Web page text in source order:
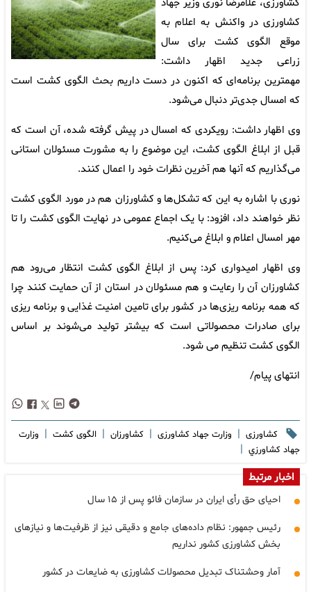
کشاورزی در واکنش به اعلام به
موقع الگوی کشت برای سال
زراعی جدید اظهار داشت:
مهمترین برنامه‌ای که اکنون در دست داریم بحث الگوی کشت است
که امسال جدی‌تر دنبال می‌شود.
وی اظهار داشت: رویکردی که امسال در پیش گرفته شده، آن است که
قبل از ابلاغ الگوی کشت، این موضوع را به مشورت مسئولان استانی
می‌گذاریم که آنها هم آخرین نظرات خود را اعمال کنند.
نوری با اشاره به این که تشکل‌ها و کشاورزان هم در مورد الگوی کشت
نظر خواهند داد، افزود: با یک اجماع عمومی در نهایت الگوی کشت را تا
مهر امسال اعلام و ابلاغ می‌کنیم.
وی اظهار امیدواری کرد: پس از ابلاغ الگوی کشت انتظار می‌رود هم
کشاورزان آن را رعایت و هم مسئولان در استان از آن حمایت کنند چرا
که همه برنامه ریزی‌ها در کشور برای تامین امنیت غذایی و برنامه ریزی
برای صادرات محصولاتی است که بیشتر تولید می‌شوند بر اساس
الگوی کشت تنظیم می شود.
انتهای پیام/
کشاورزی | وزارت جهاد کشاورزی | کشاورزان | الگوی کشت | وزارت
جهاد كشاورزي |
اخبار مرتبط
احیای حق رأی ایران در سازمان فائو پس از ١۵ سال
رئیس جمهور: نظام داده‌های جامع و دقیقی نیز از ظرفیت‌ها و نیازهای
بخش کشاورزی کشور نداریم
آمار وحشتناک تبدیل محصولات کشاورزی به ضایعات در کشور